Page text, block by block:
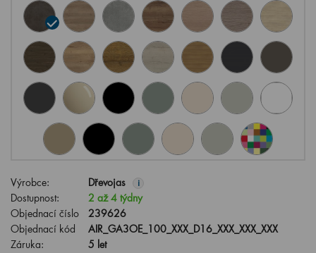
Výrobce: Dřevojas i
Dostupnost:
2 až 4 týdny
Objednací číslo
239626
Objednací kód
AIR_GA3OE_100_XXX_D16_XXX_XXX_XXX
Záruka:
5 let